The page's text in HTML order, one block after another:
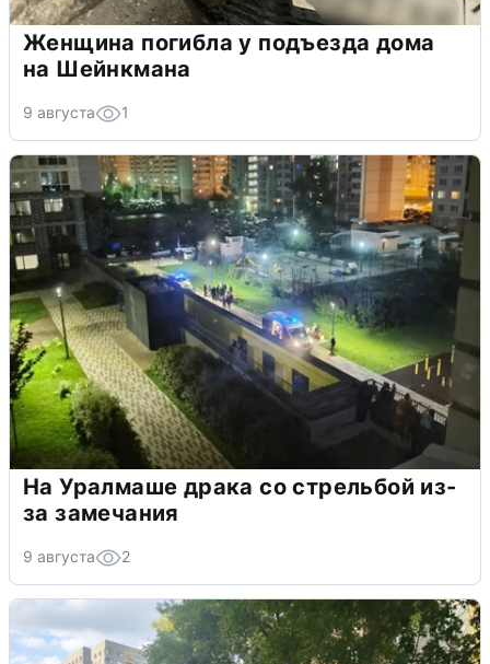
Женщина погибла у подъезда дома
на Шейнкмана
9 августа 1
На Уралмаше драка со стрельбой из-
за замечания
9 августа 2